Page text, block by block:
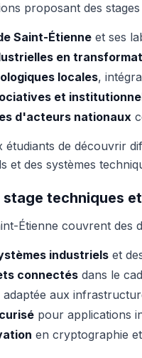
proposant des
Saint-Étienne et ses
en
locales,
et
d'acteurs nationaux
étudiants de découvrir
et des systèmes
techniques
Étienne couvrent des
industriels et
connectés dans le
adaptée aux
pour applications
en cryptographie